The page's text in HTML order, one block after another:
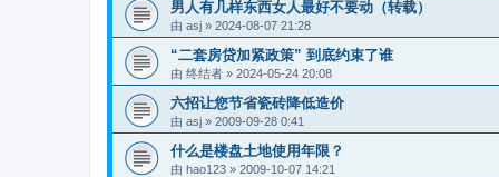
男人有几样东西女人最好不要动（转载）
由 asj » 2024-08-07 21:28
“二套房贷加紧政策” 到底约束了谁
由 终结者 » 2024-05-24 20:08
六招让您节省瓷砖降低造价
由 asj » 2009-09-28 0:41
什么是楼盘土地使用年限？
由 hao123 » 2009-10-07 14:21